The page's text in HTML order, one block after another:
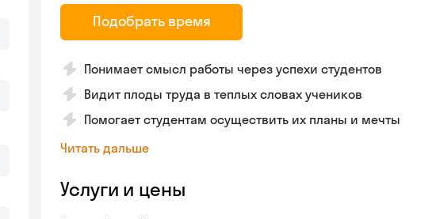
Подобрать время
Понимает смысл работы через успехи студентов
Видит плоды труда в теплых словах учеников
Помогает студентам осуществить их планы и мечты
Читать дальше
Услуги и цены